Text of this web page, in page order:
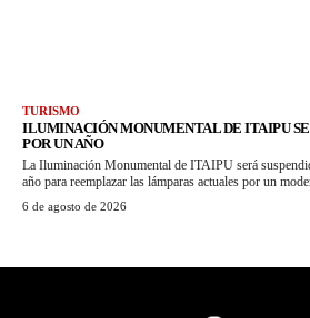
TURISMO
ILUMINACIÓN MONUMENTAL DE ITAIPU
POR UN AÑO
La Iluminación Monumental de ITAIPU será
año para reemplazar las lámparas actuales por un
6 de agosto de 2026